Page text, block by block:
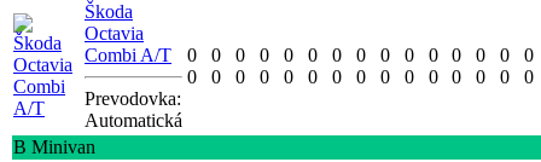
Škoda
Octavia
Combi A/T
Prevodovka:
Automatická
0
0
0
0
0
0
0
0
0
0
0
0
0
0
0
0
0
0
0
0
0
0
0
0
0
0
0
0
0
0
B Minivan